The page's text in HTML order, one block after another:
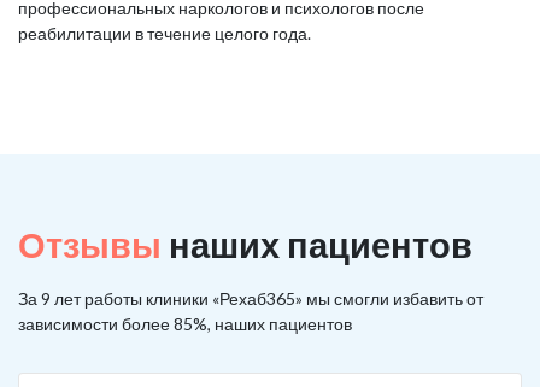
профессиональных наркологов и психологов после
реабилитации в течение целого года.
Отзывы наших пациентов
За 9 лет работы клиники «Рехаб365» мы смогли избавить от
зависимости более 85%, наших пациентов